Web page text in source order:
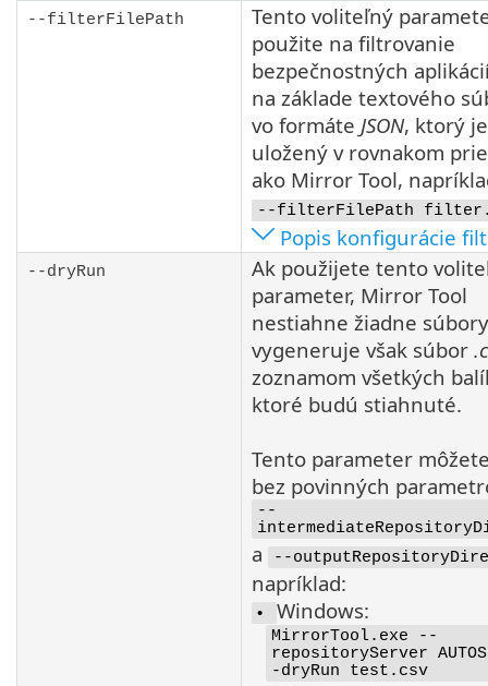
--filterFilePath
Tento voliteľný
použite na filtrovanie
bezpečnostných aplikácií
na základe textového
vo formáte JSON, ktorý je
uložený v rovnakom
ako Mirror Tool,
--filterFilePath
Popis konfigurácie
--dryRun
Ak použijete tento
parameter, Mirror Tool
nestiahne žiadne
vygeneruje však súbor
zoznamom všetkých
ktoré budú stiahnuté.
Tento parameter
bez povinných
--
a --
napríklad:
• Windows:
MirrorTool.exe --
repositoryServer
-dryRun test.csv